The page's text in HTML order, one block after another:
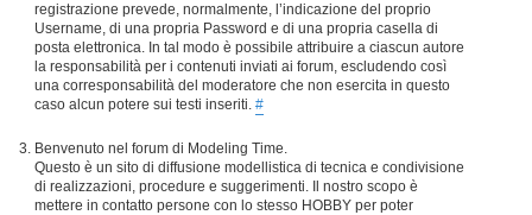
registrazione prevede, normalmente, l’indicazione del proprio
Username, di una propria Password e di una propria casella di
posta elettronica. In tal modo è possibile attribuire a ciascun autore
la responsabilità per i contenuti inviati ai forum, escludendo così
una corresponsabilità del moderatore che non esercita in questo
caso alcun potere sui testi inseriti. #
Benvenuto nel forum di Modeling Time.
Questo è un sito di diffusione modellistica di tecnica e condivisione
di realizzazioni, procedure e suggerimenti. Il nostro scopo è
mettere in contatto persone con lo stesso HOBBY per poter